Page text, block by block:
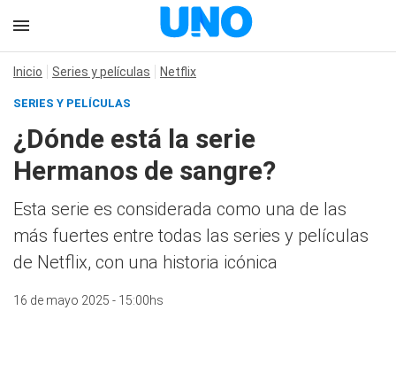
Inicio Series y películas Netflix
SERIES Y PELÍCULAS
¿Dónde está la serie
Hermanos de sangre?
Esta serie es considerada como una de las
más fuertes entre todas las series y películas
de Netflix, con una historia icónica
16 de mayo 2025 - 15:00hs